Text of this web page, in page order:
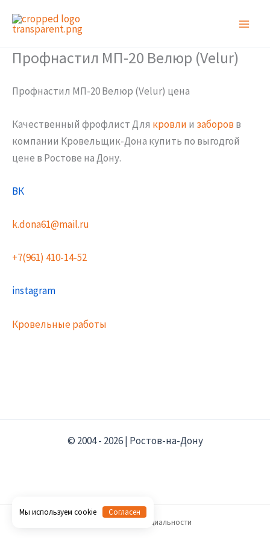
Профнастил МП-20 Велюр (Velur)
Профнастил МП-20 Велюр (Velur) цена
Качественный фрофлист Для кровли и заборов в
компании Кровельщик-Дона купить по выгодгой
цене в Ростове на Дону.
ВК
k.dona61@mail.ru
+7(961) 410-14-52
instagram
Кровельные работы
© 2004 - 2026 | Ростов-на-Дону
Политика конфиденциальности
Мы используем cookie Согласен